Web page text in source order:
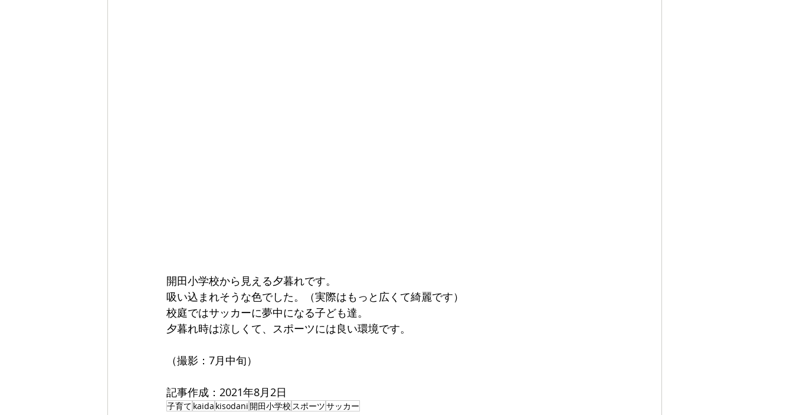
開田小学校から見える夕暮れです。
吸い込まれそうな色でした。（実際はもっと広くて綺麗です）
校庭ではサッカーに夢中になる子ども達。
夕暮れ時は涼しくて、スポーツには良い環境です。
（撮影：7月中旬）
記事作成：2021年8月2日
子育て kaida kisodani開田小学校 スポーツサッカー